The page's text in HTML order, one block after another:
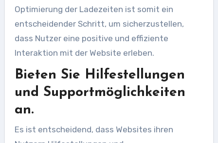
Optimierung der Ladezeiten ist somit ein
entscheidender Schritt, um sicherzustellen,
dass Nutzer eine positive und effiziente
Interaktion mit der Website erleben.
Bieten Sie Hilfestellungen
und Supportmöglichkeiten
an.
Es ist entscheidend, dass Websites ihren